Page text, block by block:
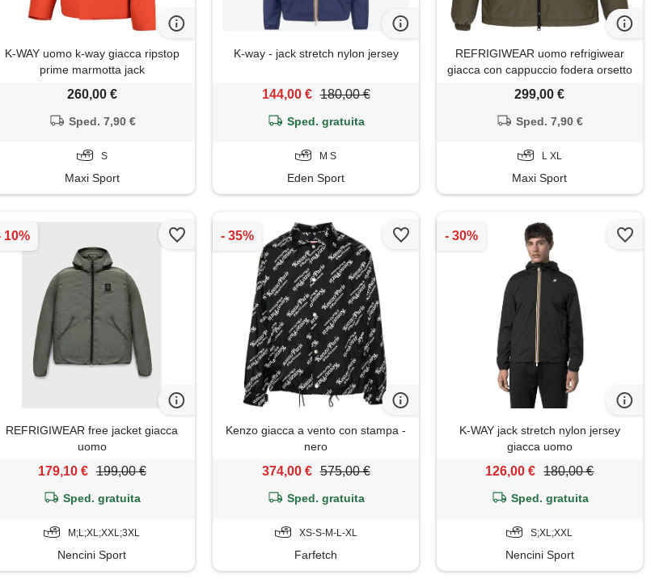
K-WAY uomo k-way giacca ripstop
prime marmotta jack
260,00 €
Sped. 7,90 €
S
Maxi Sport
K-way - jack stretch nylon jersey
144,00 € 180,00 €
Sped. gratuita
M S
Eden Sport
REFRIGIWEAR uomo refrigiwear
giacca con cappuccio fodera orsetto
299,00 €
Sped. 7,90 €
L XL
Maxi Sport
REFRIGIWEAR free jacket giacca
uomo
179,10 € 199,00 €
Sped. gratuita
M;L;XL;XXL;3XL
Nencini Sport
Kenzo giacca a vento con stampa -
nero
374,00 € 575,00 €
Sped. gratuita
XS-S-M-L-XL
Farfetch
K-WAY jack stretch nylon jersey
giacca uomo
126,00 € 180,00 €
Sped. gratuita
S;XL;XXL
Nencini Sport